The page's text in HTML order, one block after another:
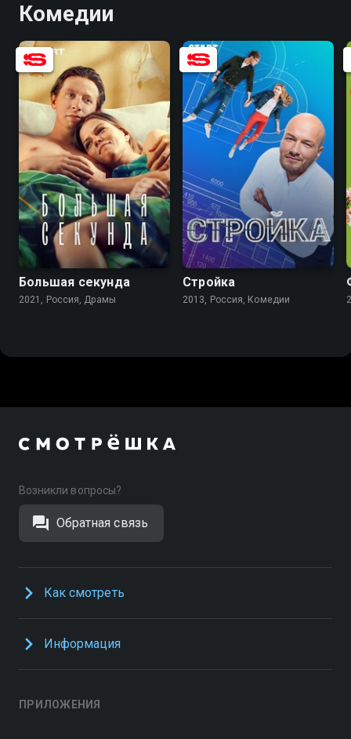
Комедии
8.3 8.0
Большая секунда
2021, Россия, Драмы
7.1 5.7
Стройка
2013, Россия, Комедии
Возникли вопросы?
Обратная связь
Как смотреть
Информация
ПРИЛОЖЕНИЯ